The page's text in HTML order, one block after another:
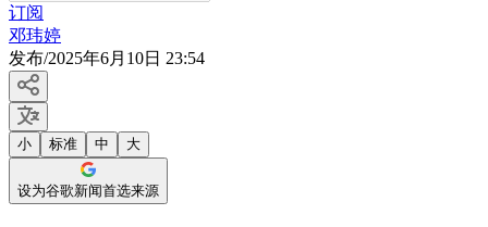
订阅
邓玮婷
发布/2025年6月10日 23:54
小 标准 中 大
设为谷歌新闻首选来源